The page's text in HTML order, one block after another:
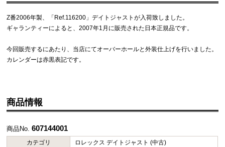
Z番2006年製、「Ref.116200」デイトジャストが入荷致しました。
ギャランティーによると、2007年1月に販売された日本正規品です。
今回販売するにあたり、当店にてオーバーホールと外装仕上げを行いました。
カレンダーは赤黒表記です。
商品情報
商品No.607144001
カテゴリ
ロレックス デイトジャスト (中古)